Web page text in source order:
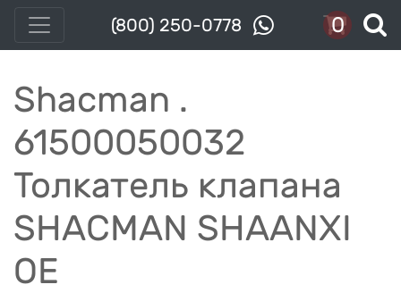
(800) 250-0778 0
Shacman .
61500050032
Толкатель клапана
SHACMAN SHAANXI
OE